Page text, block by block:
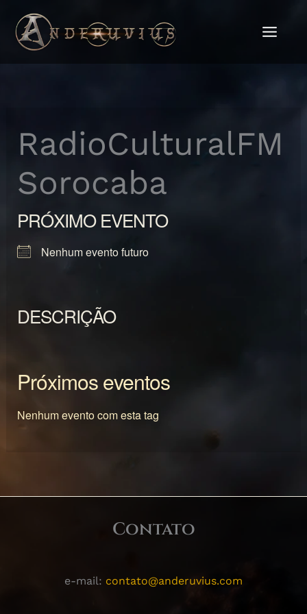
para
RadioCulturalFM
Sorocaba
PRÓXIMO EVENTO
Nenhum evento futuro
DESCRIÇÃO
Próximos eventos
Nenhum evento com esta tag
Contato
e-mail: contato@anderuvius.com